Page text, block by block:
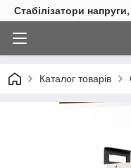
Стабілізатори
Каталог товарів